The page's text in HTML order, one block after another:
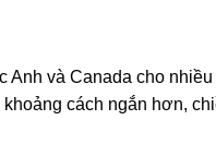
và Canada cho
cách ngắn hơn,